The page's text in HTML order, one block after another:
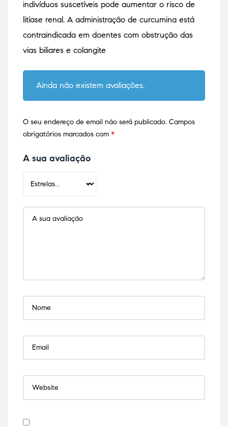
indivíduos suscetíveis pode aumentar o risco de
litíase renal. A administração de curcumina está
contraindicada em doentes com obstrução das
vias biliares e colangite
Ainda não existem avaliações.
O seu endereço de email não será publicado. Campos
obrigatórios marcados com *
A sua avaliação